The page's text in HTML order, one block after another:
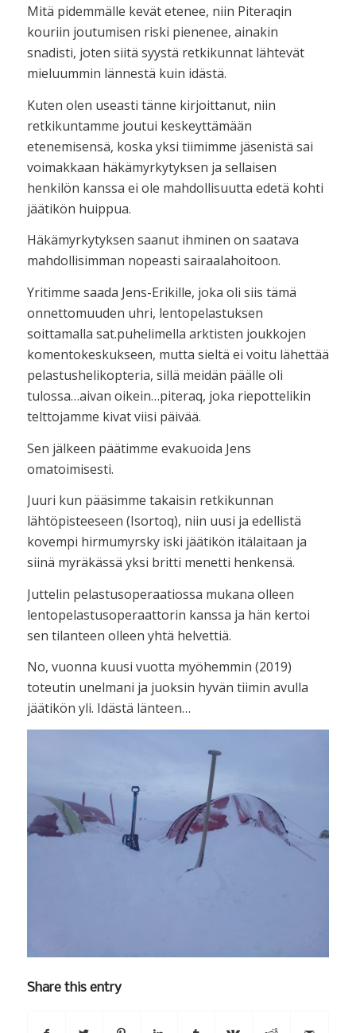
Mitä pidemmälle kevät etenee, niin Piteraqin
kouriin joutumisen riski pienenee, ainakin
snadisti, joten siitä syystä retkikunnat lähtevät
mieluummin lännestä kuin idästä.
Kuten olen useasti tänne kirjoittanut, niin
retkikuntamme joutui keskeyttämään
etenemisensä, koska yksi tiimimme jäsenistä sai
voimakkaan häkämyrkytyksen ja sellaisen
henkilön kanssa ei ole mahdollisuutta edetä kohti
jäätikön huippua.
Häkämyrkytyksen saanut ihminen on saatava
mahdollisimman nopeasti sairaalahoitoon.
Yritimme saada Jens-Erikille, joka oli siis tämä
onnettomuuden uhri, lentopelastuksen
soittamalla sat.puhelimella arktisten joukkojen
komentokeskukseen, mutta sieltä ei voitu lähettää
pelastushelikopteria, sillä meidän päälle oli
tulossa…aivan oikein…piteraq, joka riepottelikin
telttojamme kivat viisi päivää.
Sen jälkeen päätimme evakuoida Jens
omatoimisesti.
Juuri kun pääsimme takaisin retkikunnan
lähtöpisteeseen (Isortoq), niin uusi ja edellistä
kovempi hirmumyrsky iski jäätikön itälaitaan ja
siinä myräkässä yksi britti menetti henkensä.
Juttelin pelastusoperaatiossa mukana olleen
lentopelastusoperaattorin kanssa ja hän kertoi
sen tilanteen olleen yhtä helvettiä.
No, vuonna kuusi vuotta myöhemmin (2019)
toteutin unelmani ja juoksin hyvän tiimin avulla
jäätikön yli. Idästä länteen…
Share this entry